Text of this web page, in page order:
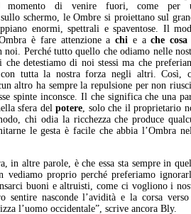
momento di venire fuori, come per
schermo, le Ombre si proiettano sul
enormi, spettrali e spaventose. Il
è fare attenzione achi e ache cosa
noi. Perché tutto quello che odiamo nelle
detestiamo di noi stessi ma che
con tutta la nostra forza negli altri. Così,
altro ha sempre la repulsione per non
spinte inconsce. Il che significa che una
sfera delpotere , solo che il proprietario
chi odia la ricchezza che produce
le gesta è facile che abbia l’Ombra
in altre parole, è che essa sta sempre in
vediamo proprio perché preferiamo
buoni e altruisti, come ci vogliono i
sentire nasconde l’avidità e la corsa
l’uomo occidentale”, scrive ancora Bly.